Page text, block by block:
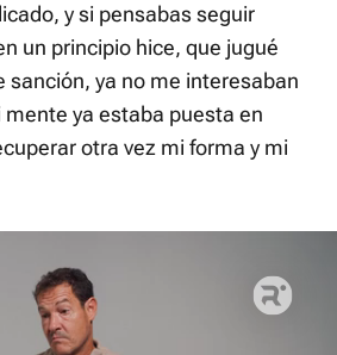
y si pensabas seguir
un principio hice, que jugué
sanción, ya no me interesaban
ya estaba puesta en
otra vez mi forma y mi